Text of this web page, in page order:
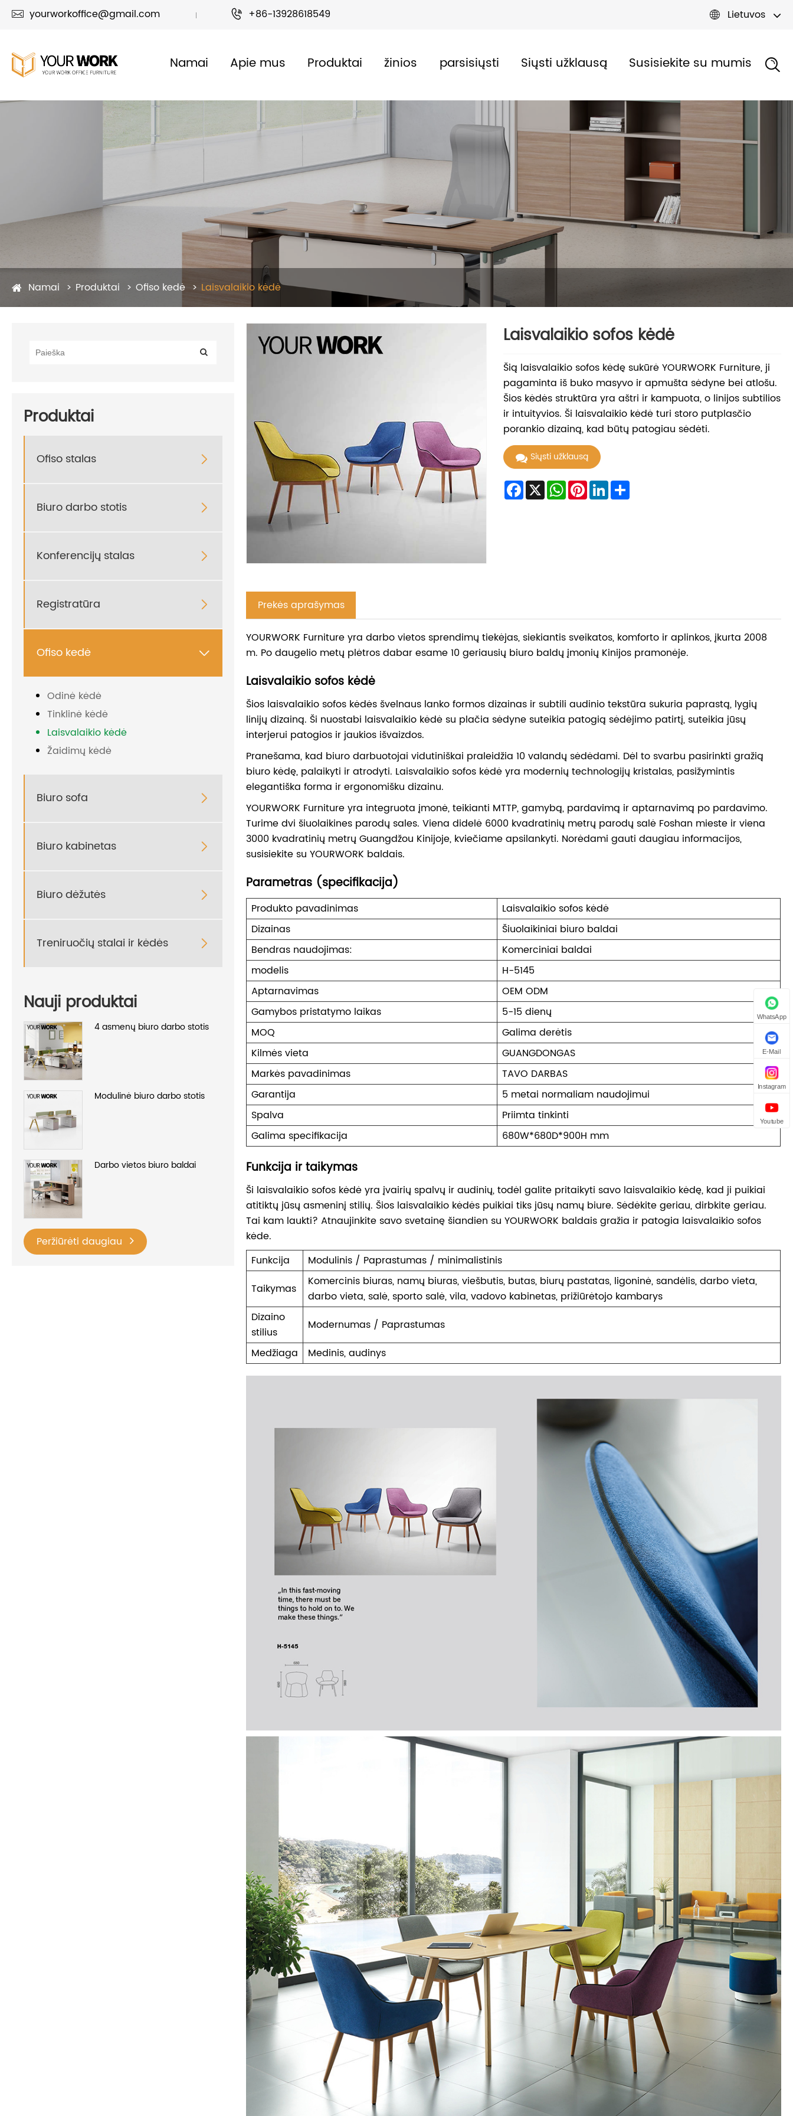
 yourworkoffice@gmail.com  +86-13928618549  Lietuvos
Namai Apie mus Produktai žinios parsisiųsti Siųsti užklausą Susisiekite su mumis
Namai Produktai Ofiso kedė Laisvalaikio kėdė
Produktai
Ofiso stalas 
Biuro darbo stotis 
Konferencijų stalas 
Registratūra 
Ofiso kedė 
Odinė kėdė
Tinklinė kėdė
Laisvalaikio kėdė
Žaidimų kėdė
Biuro sofa 
Biuro kabinetas 
Biuro dėžutės 
Treniruočių stalai ir kėdės 
Nauji produktai
4 asmenų biuro darbo stotis
Modulinė biuro darbo stotis
Darbo vietos biuro baldai
Peržiūrėti daugiau
Laisvalaikio sofos kėdė
Šią laisvalaikio sofos kėdę sukūrė YOURWORK Furniture, ji
pagaminta iš buko masyvo ir apmušta sėdyne bei atlošu.
Šios kėdės struktūra yra aštri ir kampuota, o linijos subtilios
ir intuityvios. Ši laisvalaikio kėdė turi storo putplasčio
porankio dizainą, kad būtų patogiau sėdėti.
Siųsti užklausą
Facebook
X WhatsApp
Pinterest
LinkedInShare
Prekės aprašymas
YOURWORK Furniture yra darbo vietos sprendimų tiekėjas, siekiantis sveikatos, komforto ir aplinkos, įkurta 2008
m. Po daugelio metų plėtros dabar esame 10 geriausių biuro baldų įmonių Kinijos pramonėje.
Laisvalaikio sofos kėdė
Šios laisvalaikio sofos kėdės švelnaus lanko formos dizainas ir subtili audinio tekstūra sukuria paprastą, lygių
linijų dizainą. Ši nuostabi laisvalaikio kėdė su plačia sėdyne suteikia patogią sėdėjimo patirtį, suteikia jūsų
interjerui patogios ir jaukios išvaizdos.
Pranešama, kad biuro darbuotojai vidutiniškai praleidžia 10 valandų sėdėdami. Dėl to svarbu pasirinkti gražią
biuro kėdę, palaikyti ir atrodyti. Laisvalaikio sofos kėdė yra modernių technologijų kristalas, pasižymintis
elegantiška forma ir ergonomišku dizainu.
YOURWORK Furniture yra integruota įmonė, teikianti MTTP, gamybą, pardavimą ir aptarnavimą po pardavimo.
Turime dvi šiuolaikines parodų sales. Viena didelė 6000 kvadratinių metrų parodų salė Foshan mieste ir viena
3000 kvadratinių metrų Guangdžou Kinijoje, kviečiame apsilankyti. Norėdami gauti daugiau informacijos,
susisiekite su YOURWORK baldais.
Parametras (specifikacija)
Produkto pavadinimas
Laisvalaikio sofos kėdė
Dizainas
Šiuolaikiniai biuro baldai
Bendras naudojimas:
Komerciniai baldai
modelis
H-5145
Aptarnavimas
OEM ODM
Gamybos pristatymo laikas
5-15 dienų
MOQ
Galima derėtis
Kilmės vieta
GUANGDONGAS
Markės pavadinimas
TAVO DARBAS
Garantija
5 metai normaliam naudojimui
Spalva
Priimta tinkinti
Galima specifikacija
680W*680D*900H mm
Funkcija ir taikymas
Ši laisvalaikio sofos kėdė yra įvairių spalvų ir audinių, todėl galite pritaikyti savo laisvalaikio kėdę, kad ji puikiai
atitiktų jūsų asmeninį stilių. Šios laisvalaikio kėdės puikiai tiks jūsų namų biure. Sėdėkite geriau, dirbkite geriau.
Tai kam laukti? Atnaujinkite savo svetainę šiandien su YOURWORK baldais gražia ir patogia laisvalaikio sofos
kėde.
Funkcija
Modulinis / Paprastumas / minimalistinis
Taikymas
Komercinis biuras, namų biuras, viešbutis, butas, biurų pastatas, ligoninė, sandėlis, darbo vieta,
darbo vieta, salė, sporto salė, vila, vadovo kabinetas, prižiūrėtojo kambarys
Dizaino
stilius
Modernumas / Paprastumas
Medžiaga
Medinis, audinys
WhatsApp
E-Mail
Instagram
Youtube